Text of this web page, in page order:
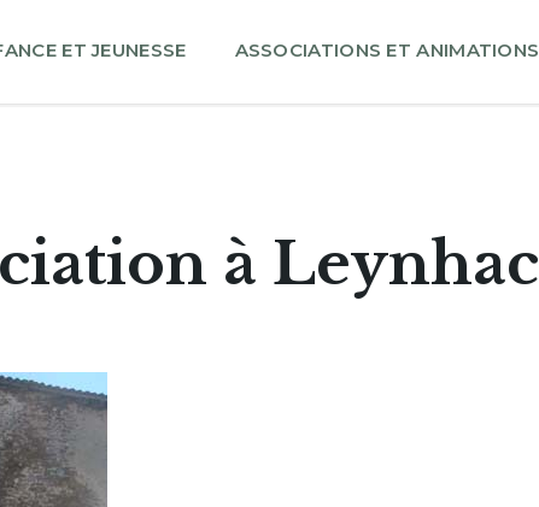
ET JEUNESSE ASSOCIATIONS ET ANIMATIONS
à Leynhac